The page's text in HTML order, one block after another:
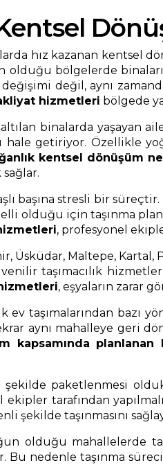
hız kazanan
olduğu bölgelerde
değişimi değil, aynı
hizmetleri bölgede
binalarda yaşayan
getiriyor. Özellikle
kentsel dönüşüm
başına stresli bir
olduğu için taşınma
, profesyonel
Üsküdar, Maltepe,
taşımacılık
, eşyaların zarar
ev taşımalarından bazı
aynı mahalleye geri
kapsamında
şekilde paketlenmesi
ekipler tarafından
şekilde taşınmasını
olduğu mahallelerde
Bu nedenle taşınma